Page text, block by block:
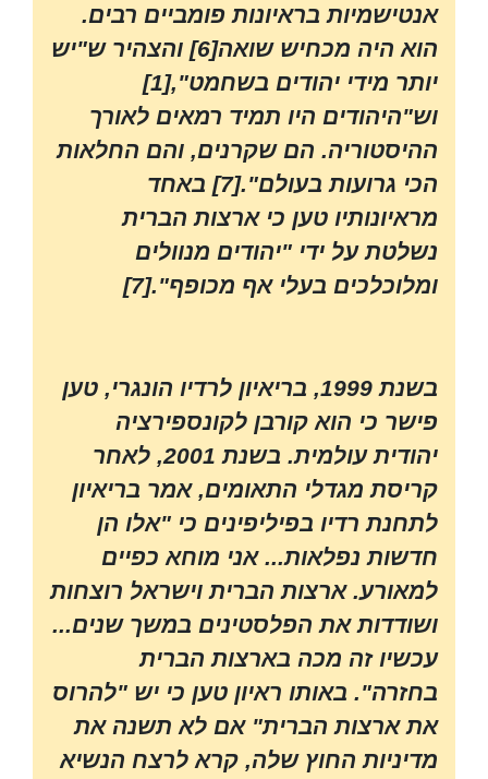
אנטישמיות בראיונות פומביים רבים.
הוא היה מכחיש שואה[6] והצהיר ש"יש
יותר מידי יהודים בשחמט",[1]
וש"היהודים היו תמיד רמאים לאורך
ההיסטוריה. הם שקרנים, והם החלאות
הכי גרועות בעולם".[7] באחד
מראיונותיו טען כי ארצות הברית
נשלטת על ידי "יהודים מנוולים
ומלוכלכים בעלי אף מכופף".[7]
בשנת 1999, בריאיון לרדיו הונגרי, טען
פישר כי הוא קורבן לקונספירציה
יהודית עולמית. בשנת 2001, לאחר
קריסת מגדלי התאומים, אמר בריאיון
לתחנת רדיו בפיליפינים כי "אלו הן
חדשות נפלאות... אני מוחא כפיים
למאורע. ארצות הברית וישראל רוצחות
ושודדות את הפלסטינים במשך שנים...
עכשיו זה מכה בארצות הברית
בחזרה". באותו ראיון טען כי יש "להרוס
את ארצות הברית" אם לא תשנה את
מדיניות החוץ שלה, קרא לרצח הנשיא